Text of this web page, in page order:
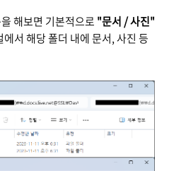
해보면 기본적으로 "문서 / 사진"
서 해당 폴더 내에 문서, 사진 등